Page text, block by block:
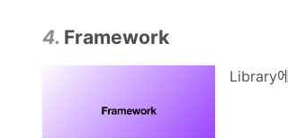
4. Framework
Library